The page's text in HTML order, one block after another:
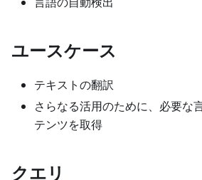
ユースケース
テキストの翻訳
さらなる活用のために、必要な
テンツを取得
クエリ